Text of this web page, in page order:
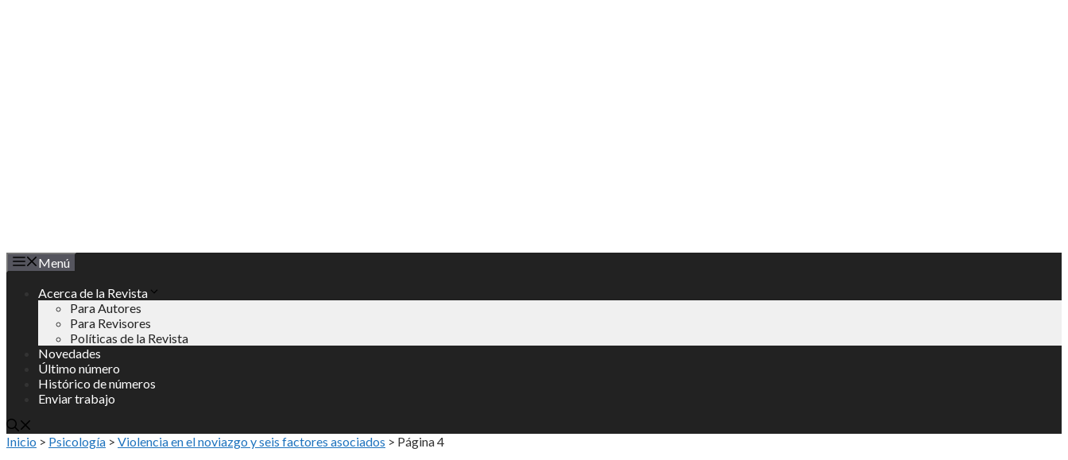
Menú
Acerca de la Revista
Para Autores
Para Revisores
Políticas de la Revista
Novedades
Último número
Histórico de números
Enviar trabajo
Inicio > Psicología > Violencia en el noviazgo y seis factores asociados > Página 4